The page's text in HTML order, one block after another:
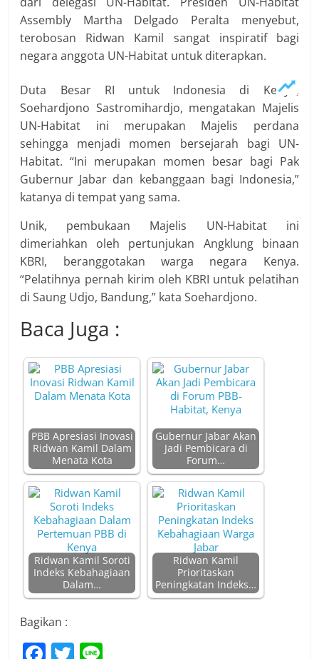
Assembly Martha Delgado Peralta menyebut,
terobosan Ridwan Kamil sangat inspiratif bagi
negara anggota UN-Habitat untuk diterapkan.
Duta Besar RI untuk Indonesia di Kenya,
Soehardjono Sastromihardjo, mengatakan Majelis
UN-Habitat ini merupakan Majelis perdana
sehingga menjadi momen bersejarah bagi UN-
Habitat. “Ini merupakan momen besar bagi Pak
Gubernur Jabar dan kebanggaan bagi Indonesia,”
katanya di tempat yang sama.
Unik, pembukaan Majelis UN-Habitat ini
dimeriahkan oleh pertunjukan Angklung binaan
KBRI, beranggotakan warga negara Kenya.
“Pelatihnya pernah kirim oleh KBRI untuk pelatihan
di Saung Udjo, Bandung,” kata Soehardjono.
Baca Juga :
PBB Apresiasi Inovasi
Ridwan Kamil Dalam
Menata Kota
Gubernur Jabar Akan
Jadi Pembicara di
Forum…
Ridwan Kamil Soroti
Indeks Kebahagiaan
Dalam…
Ridwan Kamil
Prioritaskan
Peningkatan Indeks…
Bagikan :